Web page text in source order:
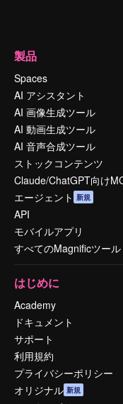
製品
Spaces
AI アシスタント
AI 画像生成ツール
AI 動画生成ツール
AI 音声合成ツール
ストックコンテンツ
Claude/ChatGPT向け
エージェント 新規
API
モバイルアプリ
すべてのMagnificツール
はじめに
Academy
ドキュメント
サポート
利用規約
プライバシーポリシー
オリジナル 新規